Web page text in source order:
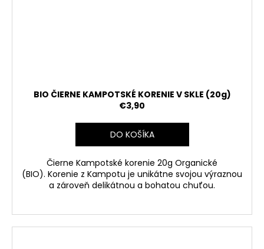
BIO ČIERNE KAMPOTSKÉ KORENIE V SKLE (20g)
€3,90
DO KOŠÍKA
Čierne Kampotské korenie 20g Organické
(BIO). Korenie z Kampotu je unikátne svojou výraznou
a zároveň delikátnou a bohatou chuťou.